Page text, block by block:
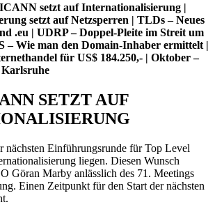
setzt auf Internationalisierung |
setzt auf Netzsperren | TLDs – Neues
.eu | UDRP – Doppel-Pleite im Streit um
– Wie man den Domain-Inhaber ermittelt |
für US$ 184.250,- | Oktober –
Karlsruhe
SETZT AUF
nächsten Einführungsrunde für Top Level
liegen. Diesen Wunsch
Göran Marby anlässlich des 71. Meetings
Einen Zeitpunkt für den Start der nächsten